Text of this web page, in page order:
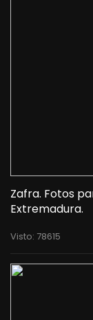
Zafra. Fotos
Extremadura.
Visto: 78615